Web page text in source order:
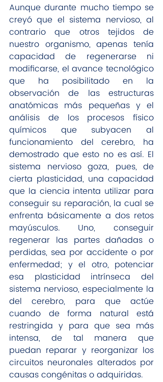
Aunque durante mucho tiempo se
creyó que el sistema nervioso, al
contrario que otros tejidos de
nuestro organismo, apenas tenía
capacidad de regenerarse ni
modificarse, el avance tecnológico
que ha posibilitado en la
observación de las estructuras
anatómicas más pequeñas y el
análisis de los procesos físico
químicos que subyacen al
funcionamiento del cerebro, ha
demostrado que esto no es así. El
sistema nervioso goza, pues, de
cierta plasticidad, una capacidad
que la ciencia intenta utilizar para
conseguir su reparación, la cual se
enfrenta básicamente a dos retos
mayúsculos. Uno, conseguir
regenerar las partes dañadas o
perdidas, sea por accidente o por
enfermedad; y el otro, potenciar
esa plasticidad intrínseca del
sistema nervioso, especialmente la
del cerebro, para que actúe
cuando de forma natural está
restringida y para que sea más
intensa, de tal manera que
puedan reparar y reorganizar los
circuitos neuronales alterados por
causas congénitas o adquiridas.